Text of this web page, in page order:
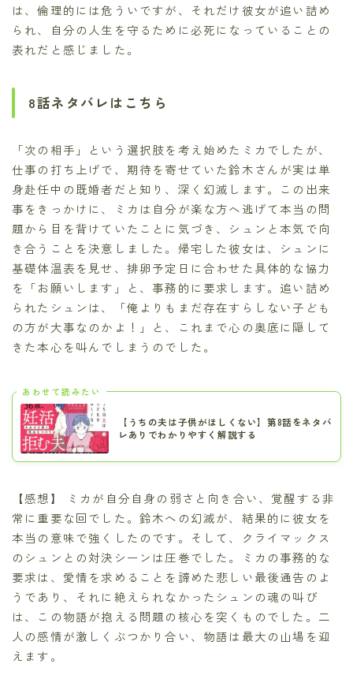
は、倫理的には危ういですが、それだけ彼女が追い詰め
られ、自分の人生を守るために必死になっていることの
表れだと感じました。
8話ネタバレはこちら
「次の相手」という選択肢を考え始めたミカでしたが、
仕事の打ち上げで、期待を寄せていた鈴木さんが実は単
身赴任中の既婚者だと知り、深く幻滅します。この出来
事をきっかけに、ミカは自分が楽な方へ逃げて本当の問
題から目を背けていたことに気づき、シュンと本気で向
き合うことを決意しました。帰宅した彼女は、シュンに
基礎体温表を見せ、排卵予定日に合わせた具体的な協力
を「お願いします」と、事務的に要求します。追い詰め
られたシュンは、「俺よりもまだ存在すらしない子ども
の方が大事なのかよ！」と、これまで心の奥底に隠して
きた本心を叫んでしまうのでした。
あわせて読みたい
【うちの夫は子供がほしくない】第8話をネタバ
レありでわかりやすく解説する
【感想】 ミカが自分自身の弱さと向き合い、覚醒する非
常に重要な回でした。鈴木への幻滅が、結果的に彼女を
本当の意味で強くしたのです。そして、クライマックス
のシュンとの対決シーンは圧巻でした。ミカの事務的な
要求は、愛情を求めることを諦めた悲しい最後通告のよ
うであり、それに絶えられなかったシュンの魂の叫び
は、この物語が抱える問題の核心を突くものでした。二
人の感情が激しくぶつかり合い、物語は最大の山場を迎
えます。